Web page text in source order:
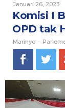
Januari 26, 2023
Komisi I
OPD tak
Marinyo -